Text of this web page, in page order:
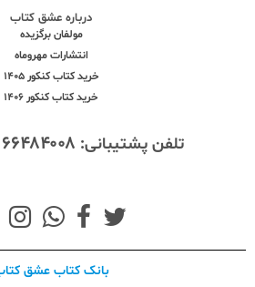
درباره عشق کتاب
مولفان برگزیده
انتشارات مهروماه
خرید کتاب کنکور 1405
خرید کتاب کنکور 1406
تلفن پشتیبانی:
بانک کتاب عشق